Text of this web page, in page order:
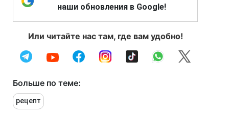
наши обновления в Google!
Или читайте нас там, где вам удобно!
Больше по теме:
рецепт